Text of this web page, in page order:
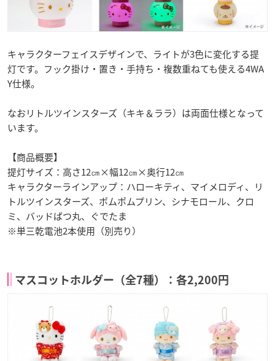
キャラクターフェイスデザインで、ライトが3色に変化する提
灯です。フック掛け・置き・手持ち・複数重ねても使える4WA
Y仕様。
なおリトルツインスターズ（キキ＆ララ）は両面仕様となって
います。
【商品概要】
提灯サイズ：高さ12㎝×幅12㎝×奥行12㎝
キャラクターラインアップ：ハローキティ、マイメロディ、リ
トルツインスターズ、ポムポムプリン、シナモロール、クロ
ミ、バッドばつ丸、ぐでたま
※単三乾電池2本使用（別売り）
マスコットホルダー（全7種）：各2,200円